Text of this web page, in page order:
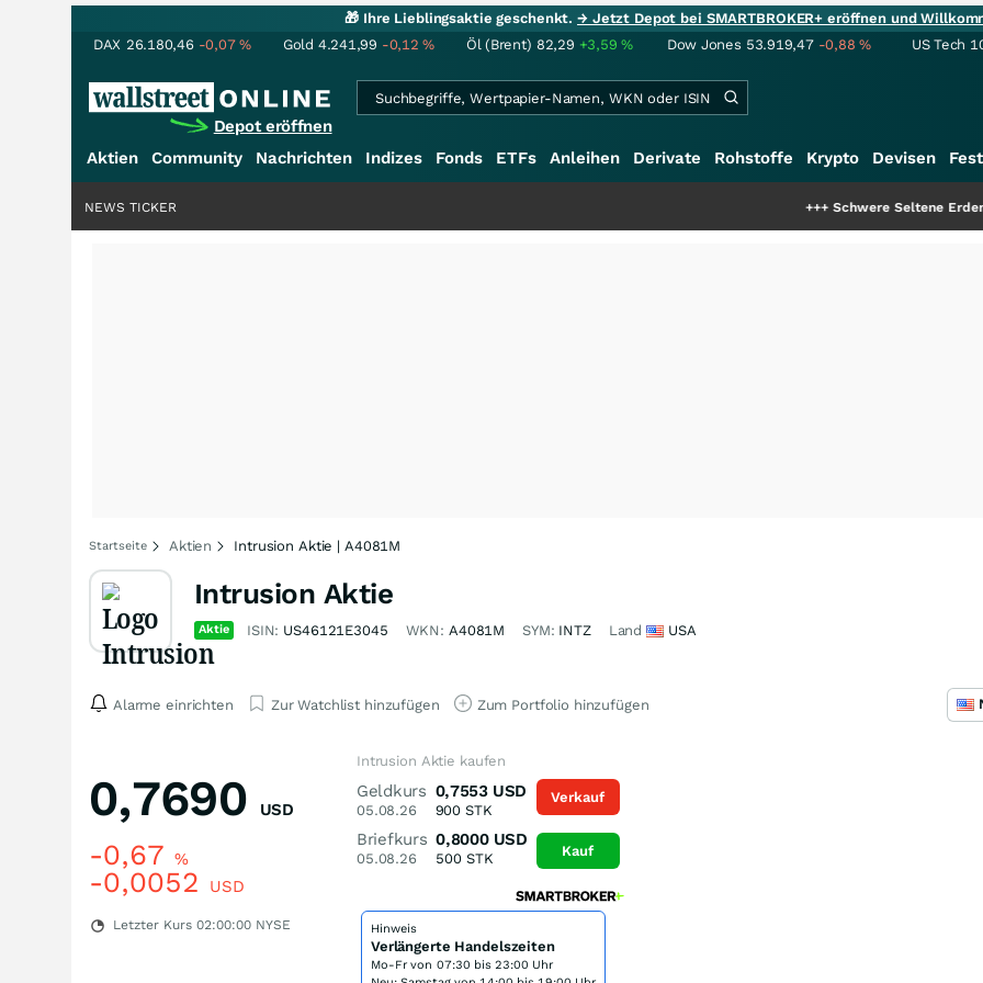
🎁 Ihre Lieblingsaktie geschenkt.→ Jetzt Depot bei SMARTBROKER+ eröffnen und
DAX 26.180,46 -0,07% Gold 4.241,99 -0,12% Öl (Brent) 82,29 +3,59% Dow Jones 53.919,47 -0,88% US Tech
Depot eröffnen
Aktien
Community Nachrichten Indizes Fonds ETFs Anleihen Derivate Rohstoffe Krypto Devisen
Schwere Seltene Erden: Entsteht
NEWS TICKER
Startseite Aktien Intrusion Aktie | A4081M
Intrusion Aktie
Aktie ISIN: US46121E3045 WKN: A4081M SYM: INTZ Land USA
Alarme einrichten Zur Watchlist hinzufügen Zum Portfolio hinzufügen
0,7690 USD
-0,67 %
-0,0052 USD
Letzter Kurs 02:00:00 NYSE
Intrusion Aktie kaufen
Geldkurs
05.08.26
0,7553 USD
900 STK
Briefkurs
05.08.26
0,8000 USD
500STK
Verkauf
Kauf
Hinweis
Verlängerte Handelszeiten
Mo-Fr von 07:30 bis 23:00 Uhr